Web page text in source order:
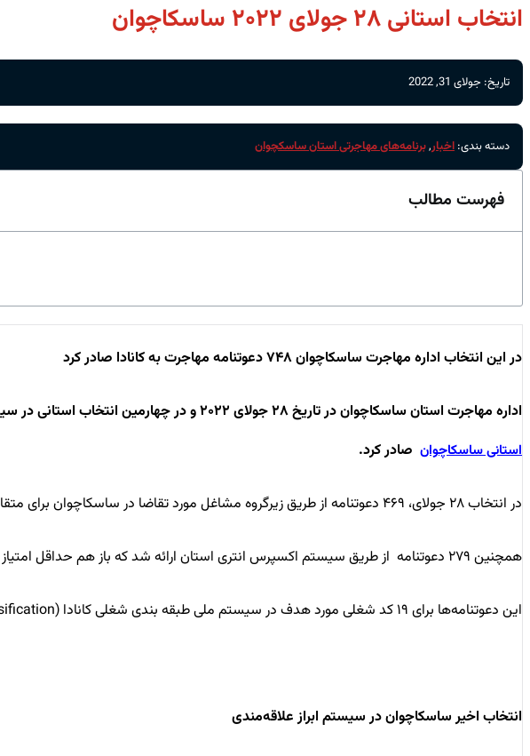
انتخاب استانی ۲۸ جولای ۲۰۲۲ ساسکاچوان
تاریخ: جولای 31, 2022
دسته بندی: اخبار,برنامه‌های مهاجرتی استان ساسکچوان
فهرست مطالب
در این انتخاب اداره مهاجرت ساسکاچوان ۷۴۸ دعوتنامه مهاجرت به کانادا صادر کرد
اداره مهاجرت استان ساسکاچوان در تاریخ ۲۸ جولای ۲۰۲۲ و در چهارمین انتخاب استانی در سیستم ابراز علاقه‌مندی یا همان EOI (Expression of Interest) طی این ماه ۷۴۸ دعوتنامه مهاجرتی از طریق
استانی ساسکاچوان صادر کرد.
در انتخاب ۲۸ جولای، ۴۶۹ دعوتنامه از طریق زیرگروه مشاغل مورد تقاضا در ساسکاچوان برای متقاضیان با حداقل امتیاز ۶۸ صادر شد.
همچنین ۲۷۹ دعوتنامه از طریق سیستم اکسپرس انتری استان ارائه شد که باز هم حداقل امتیاز لازم برای متقاضیان ۶۸ بود.
این دعوتنامه‌ها برای ۱۹ کد شغلی مورد هدف در سیستم ملی طبقه بندی شغلی کانادا (National Occupational Classification) صادر شدند.
انتخاب اخیر ساسکاچوان در سیستم ابراز علاقه‌مندی